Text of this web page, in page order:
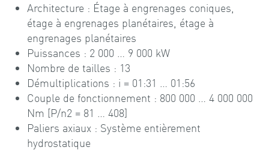
Architecture : Étage à engrenages coniques,
étage à engrenages planétaires, étage à
engrenages planétaires
Puissances : 2 000 … 9 000 kW
Nombre de tailles : 13
Démultiplications : i = 01:31 … 01:56
Couple de fonctionnement : 800 000 … 4 000 000
Nm [P/n2 = 81 … 408]
Paliers axiaux : Système entièrement
hydrostatique